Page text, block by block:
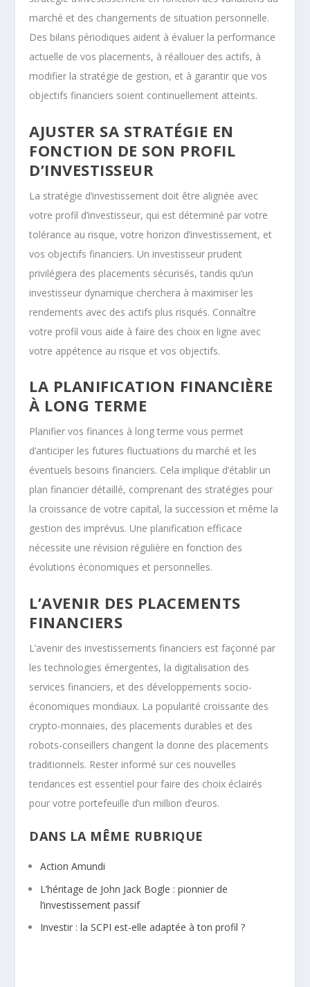
marché et des changements de situation personnelle.
Des bilans périodiques aident à évaluer la performance
actuelle de vos placements, à réallouer des actifs, à
modifier la stratégie de gestion, et à garantir que vos
objectifs financiers soient continuellement atteints.
AJUSTER SA STRATÉGIE EN
FONCTION DE SON PROFIL
D’INVESTISSEUR
La stratégie d’investissement doit être alignée avec
votre profil d’investisseur, qui est déterminé par votre
tolérance au risque, votre horizon d’investissement, et
vos objectifs financiers. Un investisseur prudent
privilégiera des placements sécurisés, tandis qu’un
investisseur dynamique cherchera à maximiser les
rendements avec des actifs plus risqués. Connaître
votre profil vous aide à faire des choix en ligne avec
votre appétence au risque et vos objectifs.
LA PLANIFICATION FINANCIÈRE
À LONG TERME
Planifier vos finances à long terme vous permet
d’anticiper les futures fluctuations du marché et les
éventuels besoins financiers. Cela implique d’établir un
plan financier détaillé, comprenant des stratégies pour
la croissance de votre capital, la succession et même la
gestion des imprévus. Une planification efficace
nécessite une révision régulière en fonction des
évolutions économiques et personnelles.
L’AVENIR DES PLACEMENTS
FINANCIERS
L’avenir des investissements financiers est façonné par
les technologies émergentes, la digitalisation des
services financiers, et des développements socio-
économiques mondiaux. La popularité croissante des
crypto-monnaies, des placements durables et des
robots-conseillers changent la donne des placements
traditionnels. Rester informé sur ces nouvelles
tendances est essentiel pour faire des choix éclairés
pour votre portefeuille d’un million d’euros.
DANS LA MÊME RUBRIQUE
Action Amundi
L’héritage de John Jack Bogle : pionnier de
l’investissement passif
Investir : la SCPI est-elle adaptée à ton profil ?